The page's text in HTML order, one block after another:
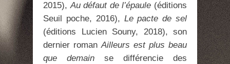
2015),Au défaut de l’épaule (éditions
Seuil poche, 2016), Le pacte de sel
(éditions Lucien Souny, 2018), son
dernier romanAilleurs est plus beau
que demain se différencie des